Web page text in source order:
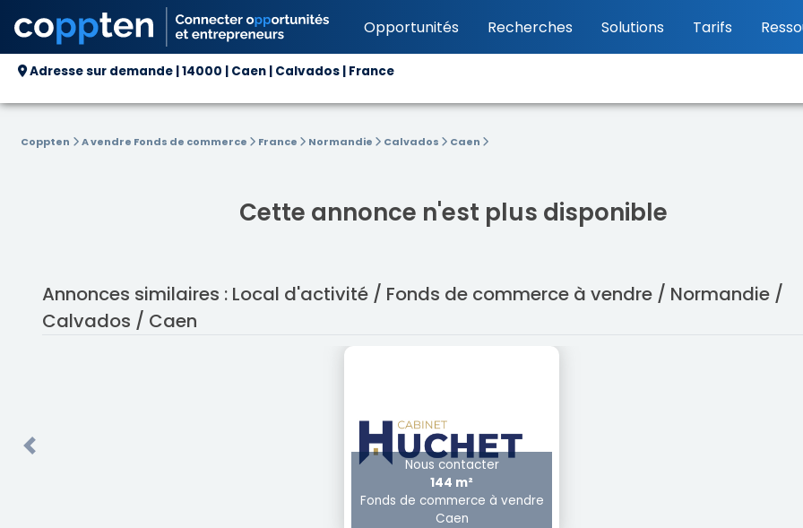
Opportunités Recherches Solutions Tarifs
Adresse sur demande | 14000 | Caen | Calvados | France
Coppten A vendre Fonds de commerce France Normandie Calvados Caen
Cette annonce n'est plus disponible
Annonces similaires : Local d'activité / Fonds de commerce à vendre / Normandie /
Calvados / Caen
Nous contacter
144 m²
Fonds de commerce à vendre
Caen
Previous